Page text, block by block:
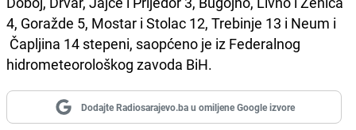
4, Goražde 5, Mostar i Stolac 12, Trebinje 13 i Neum i
Čapljina 14 stepeni, saopćeno je iz Federalnog
hidrometeorološkog zavoda BiH.
Dodajte Radiosarajevo.ba u omiljene Google izvore